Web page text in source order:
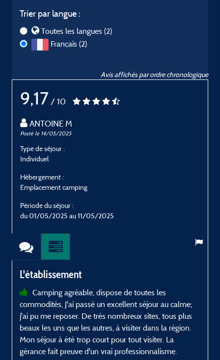
Trier par langue :
Toutes les langues (2)
Français (2)
Avis affichés par ordre chronologique
9,17 / 10
ANTOINE M
Posté le 14/05/2025
Type de séjour :
Individuel
Hébergement :
Emplacement camping
Période du séjour :
du 01/05/2025 au 11/05/2025
L'établissement
Camping agréable, dispose de toutes les
commodités, J'ai passé un excellent séjour au calme;
j'ai pu me reposer. De trés nombreux sites, tous plus
beaux les uns que les autres, à visiter dans la région.
Mon séjour à été trop court pour tout visiter. La
gérance fait preuve d'un vrai professionnalisme.